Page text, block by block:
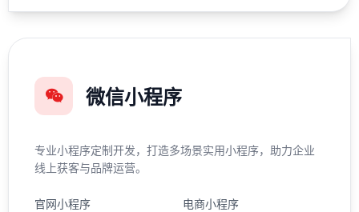
微信小程序
专业小程序定制开发，打造多场景实用小程序，助力企业
线上获客与品牌运营。
官网小程序
电商小程序